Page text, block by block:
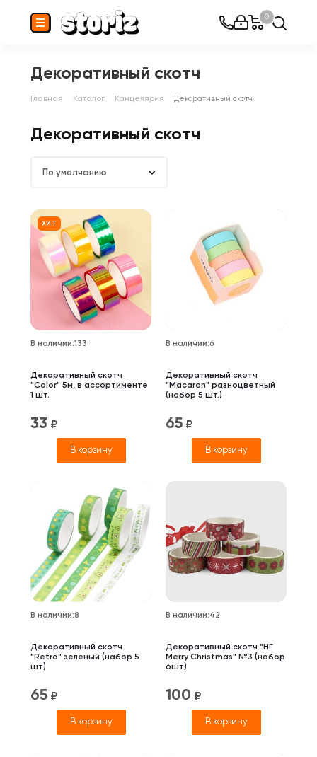
0
Декоративный скотч
Главная Каталог Канцелярия Декоративный скотч
Декоративный скотч
По умолчанию
ХИТ
В наличии:133
Декоративный скотч
"Color" 5м, в ассортименте
1 шт.
33 ₽
В корзину
В наличии:6
Декоративный скотч
"Macaron" разноцветный
(набор 5 шт.)
65 ₽
В корзину
В наличии:8
Декоративный скотч
"Retro" зеленый (набор 5
шт)
65 ₽
В корзину
В наличии:42
Декоративный скотч "НГ
Merry Christmas" №3 (набор
6шт)
100 ₽
В корзину